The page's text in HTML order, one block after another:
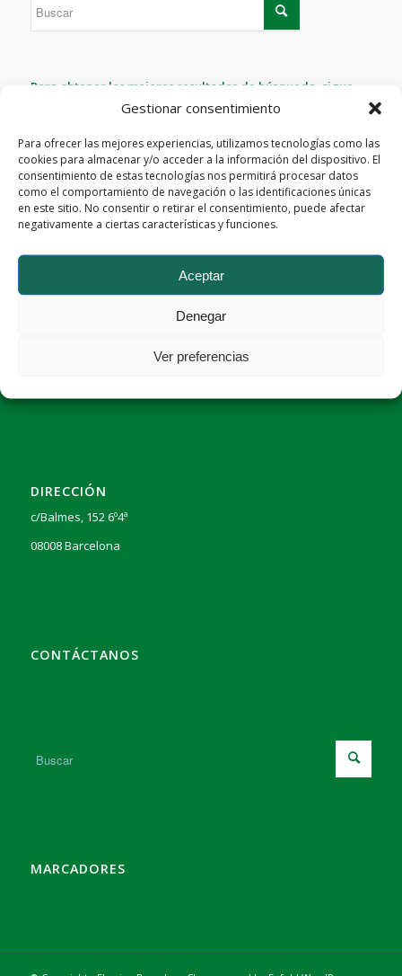
Gestionar consentimiento
Para ofrecer las mejores experiencias, utilizamos tecnologías como las
cookies para almacenar y/o acceder a la información del dispositivo. El
consentimiento de estas tecnologías nos permitirá procesar datos
como el comportamiento de navegación o las identificaciones únicas
en este sitio. No consentir o retirar el consentimiento, puede afectar
negativamente a ciertas características y funciones.
Aceptar
Denegar
Ver preferencias
Para obtener los mejores resultados de búsqueda, sigue
Comprueba la ortografía.
Prueba con términos similares o sinónimos.
Prueba con más de una sola palabra.
DATOS DE LA EMPRESA
DIRECCIÓN
c/Balmes, 152 6º4ª
08008 Barcelona
CONTÁCTANOS
MARCADORES